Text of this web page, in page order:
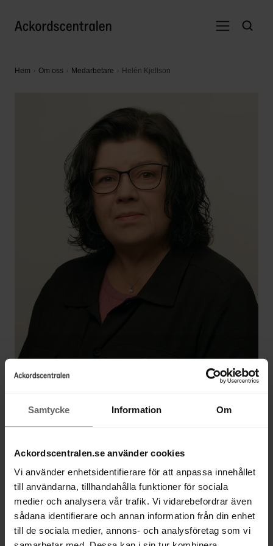
Samtycke Information Om
Ackordscentralen.se använder cookies
Vi använder enhetsidentifierare för att anpassa innehållet
till användarna, tillhandahålla funktioner för sociala
medier och analysera vår trafik. Vi vidarebefordrar även
sådana identifierare och annan information från din enhet
till de sociala medier, annons- och analysföretag som vi
Hem Om oss Medarbetare Helén Kjellson
Helén Kjellson
Ekonom, lönegarantihandläggare, handläggare,
assistent
Direkt +46 90 70 62 00